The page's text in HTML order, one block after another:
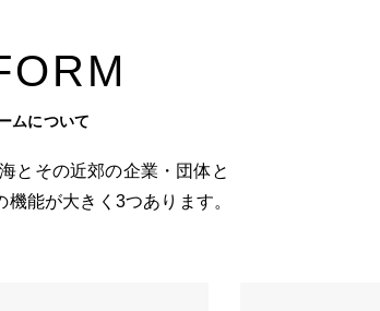
ムについて
とその近郊の企業・団体と
能が大きく3つあります。